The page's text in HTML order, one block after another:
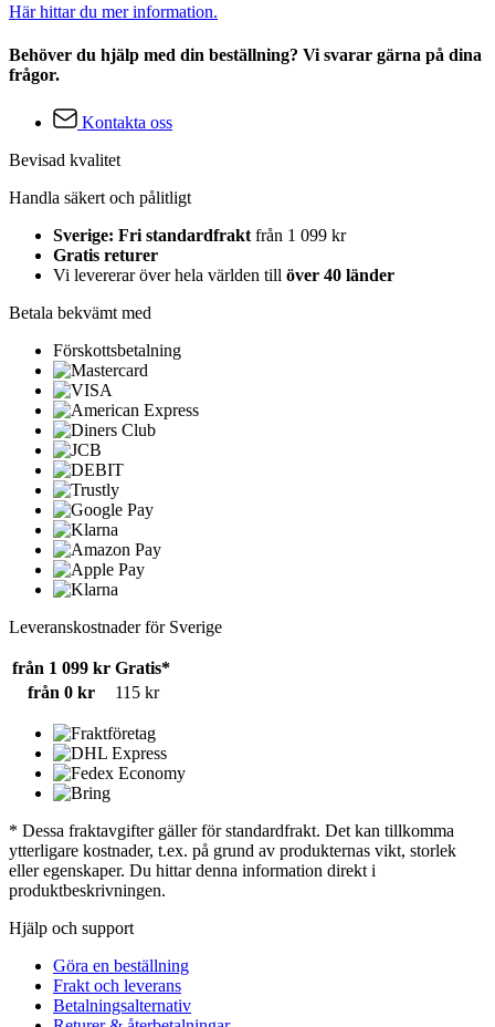
Här hittar du mer information.
Behöver du hjälp med din beställning? Vi svarar gärna på dina
frågor.
Kontakta oss
Bevisad kvalitet
Handla säkert och pålitligt
Sverige: Fri standardfrakt från 1 099 kr
Gratis returer
Vi levererar över hela världen till över 40 länder
Betala bekvämt med
Förskottsbetalning
Leveranskostnader för Sverige
från 1 099 kr Gratis*
från 0 kr
115 kr
* Dessa fraktavgifter gäller för standardfrakt. Det kan tillkomma
ytterligare kostnader, t.ex. på grund av produkternas vikt, storlek
eller egenskaper. Du hittar denna information direkt i
produktbeskrivningen.
Hjälp och support
Göra en beställning
Frakt och leverans
Betalningsalternativ